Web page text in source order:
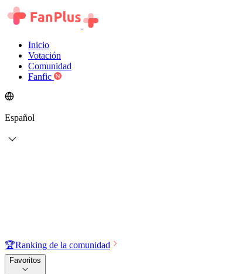
Inicio
Votación
Comunidad
Fanfic
Español
🏆Ranking de la comunidad
Favoritos